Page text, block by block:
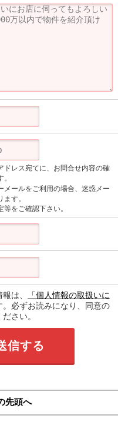
レス宛てに、お問合せ内容の確
ールをご利用の場合、迷惑メー
す。
をご確認下さい。
は、
「個人情報の取扱いに
必ずお読みになり、同意の
さい。
信する
先頭へ